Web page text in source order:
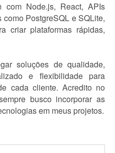
com Node.js, React, APIs
PostgreSQL e SQLite,
criar plataformas rápidas,
soluções de qualidade,
e flexibilidade para
cada cliente. Acredito no
busco incorporar as
em meus projetos.